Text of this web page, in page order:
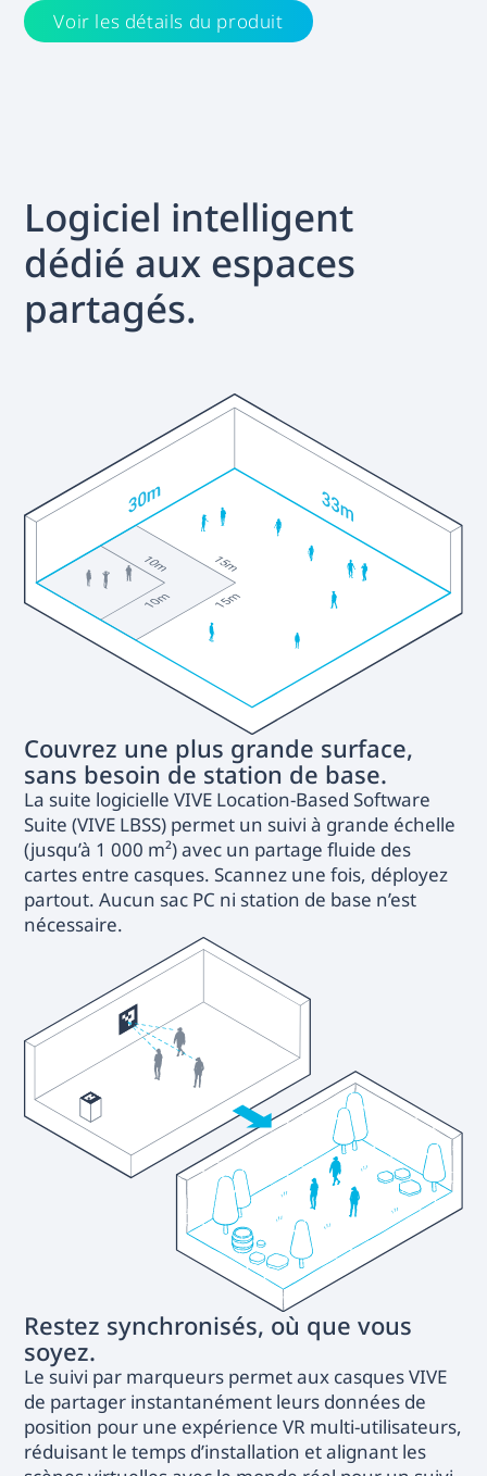
Voir les détails du produit
Logiciel intelligent
dédié aux espaces
partagés.
Couvrez une plus grande surface,
sans besoin de station de base.
La suite logicielle VIVE Location-Based Software
Suite (VIVE LBSS) permet un suivi à grande échelle
(jusqu’à 1 000 m²) avec un partage fluide des
cartes entre casques. Scannez une fois, déployez
partout. Aucun sac PC ni station de base n’est
nécessaire.
Restez synchronisés, où que vous
soyez.
Le suivi par marqueurs permet aux casques VIVE
de partager instantanément leurs données de
position pour une expérience VR multi-utilisateurs,
réduisant le temps d’installation et alignant les